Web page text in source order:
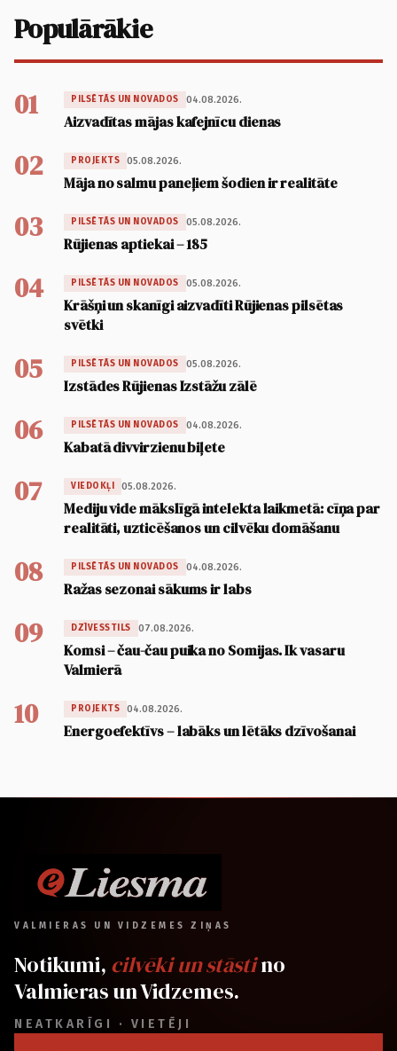
Populārākie
01 PILSĒTĀS UN NOVADOS 04.08.2026.
Aizvadītas mājas kafejnīcu dienas
02 PROJEKTS 05.08.2026.
Māja no salmu paneļiem šodien ir realitāte
03 PILSĒTĀS UN NOVADOS 05.08.2026.
Rūjienas aptiekai – 185
04 PILSĒTĀS UN NOVADOS 05.08.2026.
Krāšņi un skanīgi aizvadīti Rūjienas pilsētas
svētki
05 PILSĒTĀS UN NOVADOS 05.08.2026.
Izstādes Rūjienas Izstāžu zālē
06 PILSĒTĀS UN NOVADOS 04.08.2026.
Kabatā divvirzienu biļete
07 VIEDOKĻI 05.08.2026.
Mediju vide mākslīgā intelekta laikmetā: cīņa par
realitāti, uzticēšanos un cilvēku domāšanu
08 PILSĒTĀS UN NOVADOS 04.08.2026.
Ražas sezonai sākums ir labs
09 DZĪVESSTILS 07.08.2026.
Komsi – čau-čau puika no Somijas. Ik vasaru
Valmierā
10 PROJEKTS 04.08.2026.
Energoefektīvs – labāks un lētāks dzīvošanai
VALMIERAS UN VIDZEMES ZIŅAS
Notikumi, cilvēki un stāstino
Valmieras un Vidzemes.
NEATKARĪGI · VIETĒJI